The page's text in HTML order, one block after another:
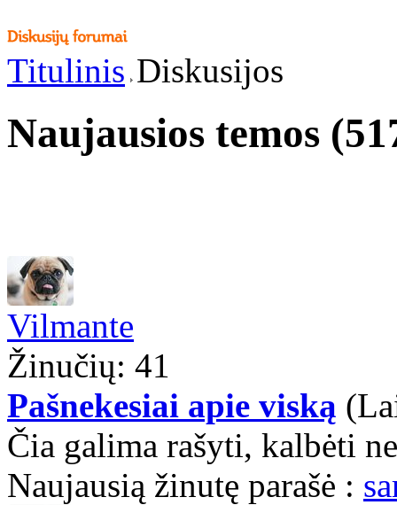
Titulinis Diskusijos
Naujausios temos
Vilmante
Žinučių: 41
Pašnekesiai apie viską
Čia galima rašyti, kalbėti
Naujausią žinutę parašė :